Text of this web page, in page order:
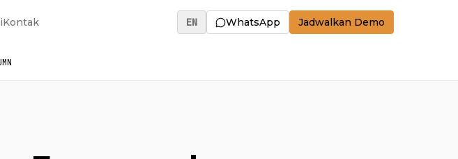
Kontak EN WhatsApp Jadwalkan Demo